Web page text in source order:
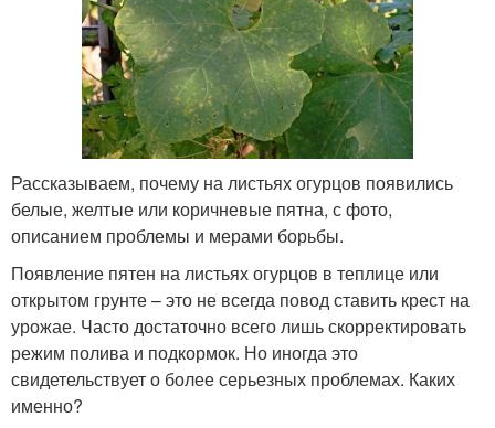
Рассказываем, почему на листьях огурцов появились
белые, желтые или коричневые пятна, с фото,
описанием проблемы и мерами борьбы.
Появление пятен на листьях огурцов в теплице или
открытом грунте – это не всегда повод ставить крест на
урожае. Часто достаточно всего лишь скорректировать
режим полива и подкормок. Но иногда это
свидетельствует о более серьезных проблемах. Каких
именно?